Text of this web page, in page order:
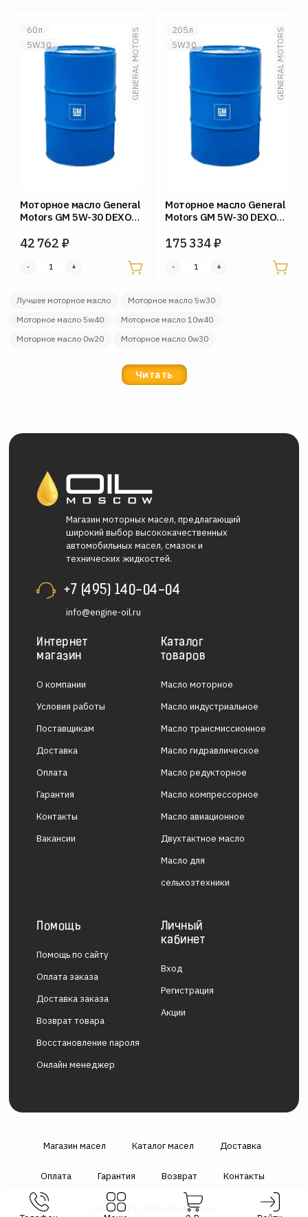
GENERAL MOTORS
60л
5W30
Моторное масло General
Motors GM 5W-30 DEXOS2
42 762 ₽
GENERAL MOTORS
205л
5W30
Моторное масло General
Motors GM 5W-30 DEXOS2
175 334₽
лучшее моторное масло
моторное масло 5w30
моторное масло 5w40
моторное масло 10w40
моторное масло 0w20
моторное масло 0w30
Читать
Магазин моторных масел, предлагающий
широкий выбор высококачественных
автомобильных масел, смазок и
технических жидкостей.
+7 (495) 140-04-04
info@engine-oil.ru
Интернет
магазин
О компании
Условия работы
Поставщикам
Доставка
Оплата
Гарантия
Контакты
Вакансии
Каталог
товаров
Масло моторное
Масло индустриальное
Масло трансмиссионное
Масло гидравлическое
Масло редукторное
Масло компрессорное
Масло авиационное
Двухтактное масло
Масло для
сельхозтехники
Помощь
Помощь по сайту
Оплата заказа
Доставка заказа
Возврат товара
Восстановление пароля
Онлайн менеджер
Личный
кабинет
Вход
Регистрация
Акции
Магазин масел Каталог масел Доставка
Оплата Гарантия Возврат Контакты
Copyright © 2026 Oils.Moscow